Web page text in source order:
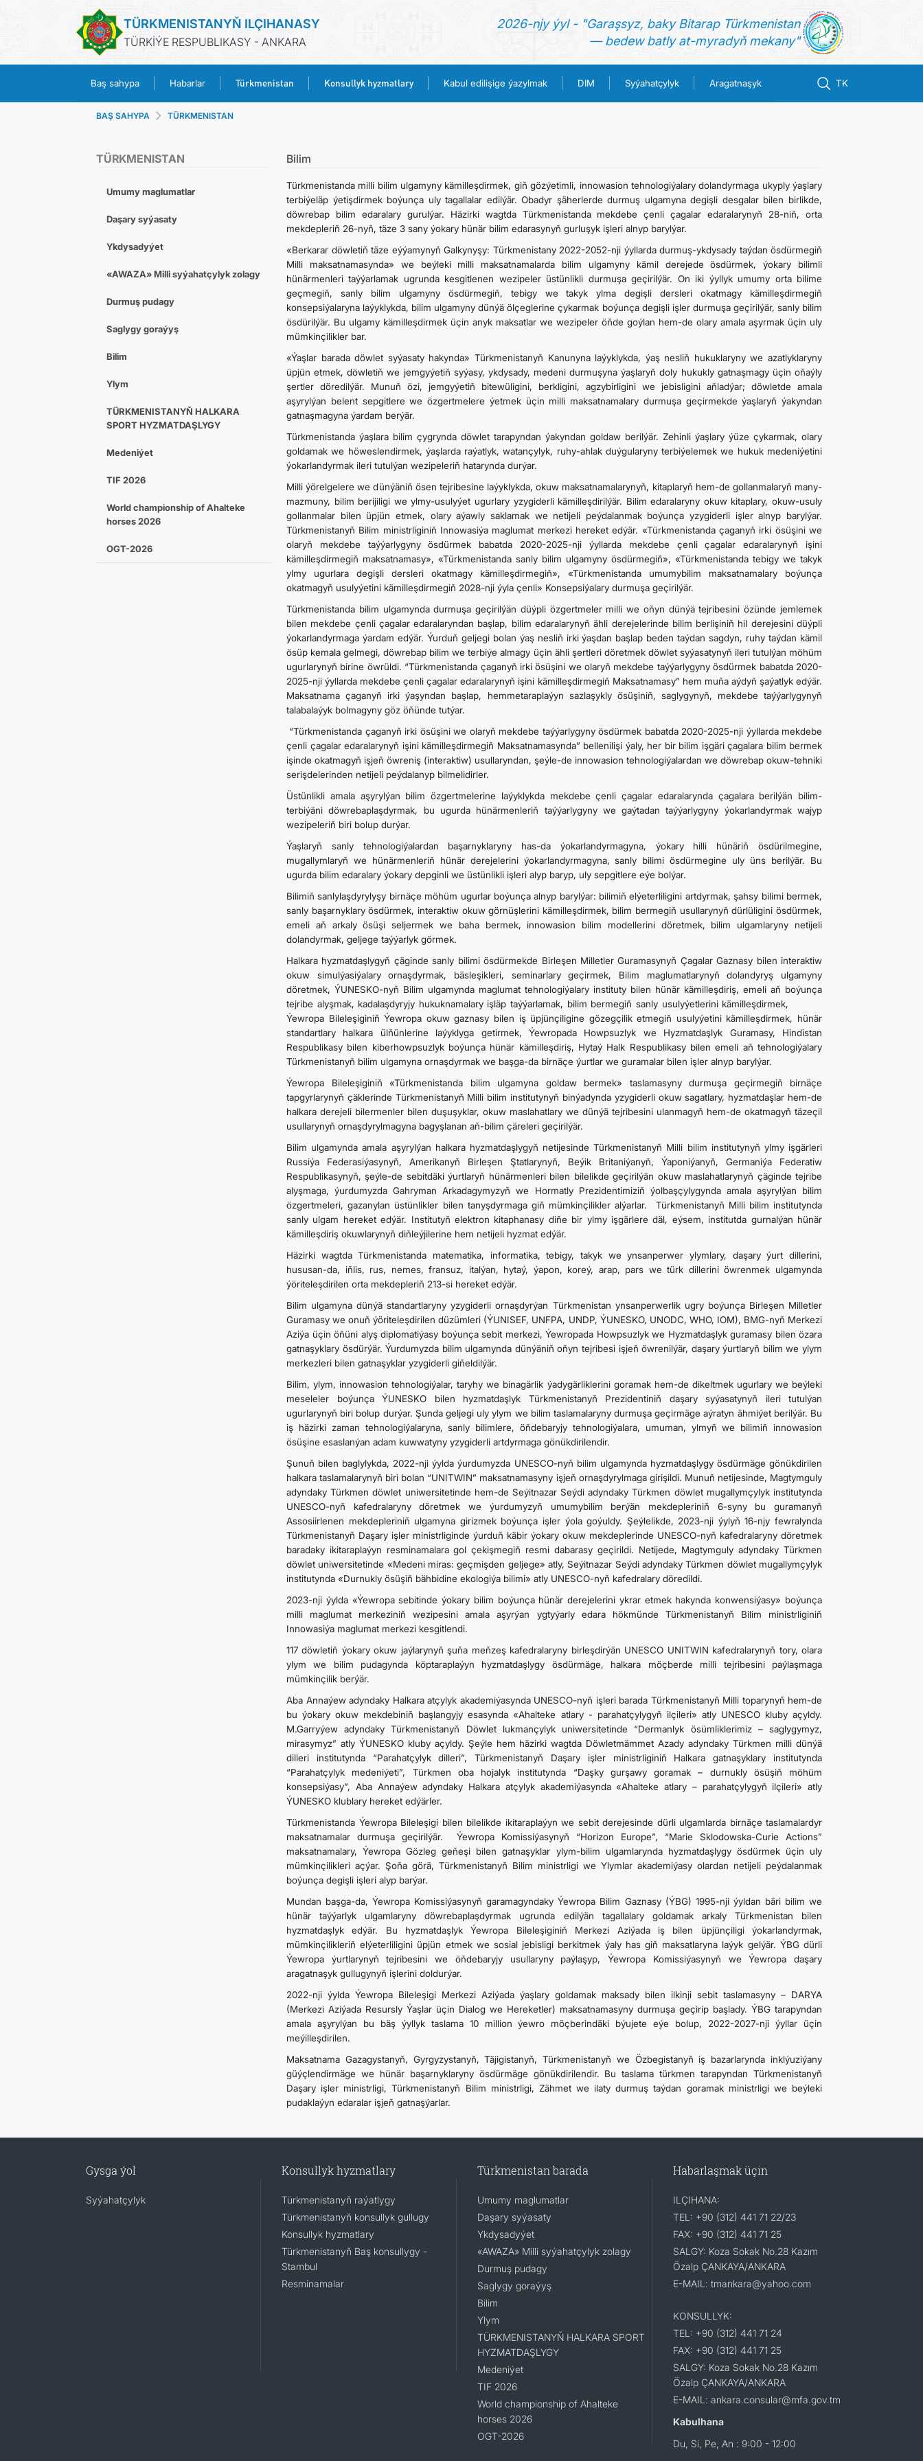
TÜRKMENISTANYŇ ILÇIHANASY
TÜRKİÝE RESPUBLIKASY - ANKARA
2026-njy ýyl - "Garaşsyz, baky Bitarap Türkmenistan
— bedew batly at-myradyň mekany"
Baş sahypa Habarlar Türkmenistan Konsullyk hyzmatlary Kabul edilişige ýazylmak DIM Syýahatçylyk Aragatnaşyk TK
TÜRKMENISTAN
KONSULLYK HYZMATLARY
KABUL EDILIŞIGE ÝAZYLMAK
DIM
ARAGATNAŞYK
BAŞ SAHYPA TÜRKMENISTAN
TÜRKMENISTAN
Umumy maglumatlar
Daşary syýasaty
Ykdysadyýet
«AWAZA» Milli syýahatçylyk zolagy
Durmuş pudagy
Saglygy goraýyş
Bilim
Ylym
TÜRKMENISTANYŇ HALKARA
SPORT HYZMATDAŞLYGY
Medeniýet
TIF 2026
World championship of Ahalteke
horses 2026
OGT-2026
Bilim
Türkmenistanda milli bilim ulgamyny kämilleşdirmek, giň gözýetimli, innowasion tehnologiýalary dolandyrmaga ukyply ýaşlary
terbiýeläp ýetişdirmek boýunça uly tagallalar edilýär. Obadyr şäherlerde durmuş ulgamyna degişli desgalar bilen birlikde,
döwrebap bilim edaralary gurulýar. Häzirki wagtda Türkmenistanda mekdebe çenli çagalar edaralarynyň 28-niň, orta
mekdepleriň 26-nyň, täze 3 sany ýokary hünär bilim edarasynyň gurluşyk işleri alnyp barylýar.
«Berkarar döwletiň täze eýýamynyň Galkynyşy: Türkmenistany 2022-2052-nji ýyllarda durmuş-ykdysady taýdan ösdürmegiň
Milli maksatnamasynda» we beýleki milli maksatnamalarda bilim ulgamyny kämil derejede ösdürmek, ýokary bilimli
hünärmenleri taýýarlamak ugrunda kesgitlenen wezipeler üstünlikli durmuşa geçirilýär. On iki ýyllyk umumy orta bilime
geçmegiň, sanly bilim ulgamyny ösdürmegiň, tebigy we takyk ylma degişli dersleri okatmagy kämilleşdirmegiň
konsepsiýalaryna laýyklykda, bilim ulgamyny dünýä ölçeglerine çykarmak boýunça degişli işler durmuşa geçirilýär, sanly bilim
ösdürilýär. Bu ulgamy kämilleşdirmek üçin anyk maksatlar we wezipeler öňde goýlan hem-de olary amala aşyrmak üçin uly
mümkinçilikler bar.
«Ýaşlar barada döwlet syýasaty hakynda» Türkmenistanyň Kanunyna laýyklykda, ýaş nesliň hukuklaryny we azatlyklaryny
üpjün etmek, döwletiň we jemgyýetiň syýasy, ykdysady, medeni durmuşyna ýaşlaryň doly hukukly gatnaşmagy üçin oňaýly
şertler döredilýär. Munuň özi, jemgyýetiň bitewüligini, berkligini, agzybirligini we jebisligini aňladýar; döwletde amala
aşyrylýan belent sepgitlere we özgertmelere ýetmek üçin milli maksatnamalary durmuşa geçirmekde ýaşlaryň ýakyndan
gatnaşmagyna ýardam berýär.
Türkmenistanda ýaşlara bilim çygrynda döwlet tarapyndan ýakyndan goldaw berilýär. Zehinli ýaşlary ýüze çykarmak, olary
goldamak we höweslendirmek, ýaşlarda raýatlyk, watançylyk, ruhy-ahlak duýgularyny terbiýelemek we hukuk medeniýetini
ýokarlandyrmak ileri tutulýan wezipeleriň hatarynda durýar.
Milli ýörelgelere we dünýäniň ösen tejribesine laýyklykda, okuw maksatnamalarynyň, kitaplaryň hem-de gollanmalaryň many-
mazmuny, bilim berijiligi we ylmy-usulyýet ugurlary yzygiderli kämilleşdirilýär. Bilim edaralaryny okuw kitaplary, okuw-usuly
gollanmalar bilen üpjün etmek, olary aýawly saklamak we netijeli peýdalanmak boýunça yzygiderli işler alnyp barylýar.
Türkmenistanyň Bilim ministrliginiň Innowasiýa maglumat merkezi hereket edýär. «Türkmenistanda çaganyň irki ösüşini we
olaryň mekdebe taýýarlygyny ösdürmek babatda 2020-2025-nji ýyllarda mekdebe çenli çagalar edaralarynyň işini
kämilleşdirmegiň maksatnamasy», «Türkmenistanda sanly bilim ulgamyny ösdürmegiň», «Türkmenistanda tebigy we takyk
ylmy ugurlara degişli dersleri okatmagy kämilleşdirmegiň», «Türkmenistanda umumybilim maksatnamalary boýunça
okatmagyň usulyýetini kämilleşdirmegiň 2028-nji ýyla çenli» Konsepsiýalary durmuşa geçirilýär.
Türkmenistanda bilim ulgamynda durmuşa geçirilýän düýpli özgertmeler milli we oňyn dünýä tejribesini özünde jemlemek
bilen mekdebe çenli çagalar edaralaryndan başlap, bilim edaralarynyň ähli derejelerinde bilim berlişiniň hil derejesini düýpli
ýokarlandyrmaga ýardam edýär. Ýurduň geljegi bolan ýaş nesliň irki ýaşdan başlap beden taýdan sagdyn, ruhy taýdan kämil
ösüp kemala gelmegi, döwrebap bilim we terbiýe almagy üçin ähli şertleri döretmek döwlet syýasatynyň ileri tutulýan möhüm
ugurlarynyň birine öwrüldi. “Türkmenistanda çaganyň irki ösüşini we olaryň mekdebe taýýarlygyny ösdürmek babatda 2020-
2025-nji ýyllarda mekdebe çenli çagalar edaralarynyň işini kämilleşdirmegiň Maksatnamasy” hem muňa aýdyň şaýatlyk edýär.
Maksatnama çaganyň irki ýaşyndan başlap, hemmetaraplaýyn sazlaşykly ösüşiniň, saglygynyň, mekdebe taýýarlygynyň
talabalaýyk bolmagyny göz öňünde tutýar.
“Türkmenistanda çaganyň irki ösüşini we olaryň mekdebe taýýarlygyny ösdürmek babatda 2020-2025-nji ýyllarda mekdebe
çenli çagalar edaralarynyň işini kämilleşdirmegiň Maksatnamasynda” bellenilişi ýaly, her bir bilim işgäri çagalara bilim bermek
işinde okatmagyň işjeň öwreniş (interaktiw) usullaryndan, şeýle-de innowasion tehnologiýalardan we döwrebap okuw-tehniki
serişdelerinden netijeli peýdalanyp bilmelidirler.
Üstünlikli amala aşyrylýan bilim özgertmelerine laýyklykda mekdebe çenli çagalar edaralarynda çagalara berilýän bilim-
terbiýäni döwrebaplaşdyrmak, bu ugurda hünärmenleriň taýýarlygyny we gaýtadan taýýarlygyny ýokarlandyrmak wajyp
wezipeleriň biri bolup durýar.
Ýaşlaryň sanly tehnologiýalardan başarnyklaryny has-da ýokarlandyrmagyna, ýokary hilli hünäriň ösdürilmegine,
mugallymlaryň we hünärmenleriň hünär derejelerini ýokarlandyrmagyna, sanly bilimi ösdürmegine uly üns berilýär. Bu
ugurda bilim edaralary ýokary depginli we üstünlikli işleri alyp baryp, uly sepgitlere eýe bolýar.
Bilimiň sanlylaşdyrylyşy birnäçe möhüm ugurlar boýunça alnyp barylýar: bilimiň elýeterliligini artdyrmak, şahsy bilimi bermek,
sanly başarnyklary ösdürmek, interaktiw okuw görnüşlerini kämilleşdirmek, bilim bermegiň usullarynyň dürlüligini ösdürmek,
emeli aň arkaly ösüşi seljermek we baha bermek, innowasion bilim modellerini döretmek, bilim ulgamlaryny netijeli
dolandyrmak, geljege taýýarlyk görmek.
Halkara hyzmatdaşlygyň çäginde sanly bilimi ösdürmekde Birleşen Milletler Guramasynyň Çagalar Gaznasy bilen interaktiw
okuw simulýasiýalary ornaşdyrmak, bäsleşikleri, seminarlary geçirmek, Bilim maglumatlarynyň dolandyryş ulgamyny
döretmek, ÝUNESKO-nyň Bilim ulgamynda maglumat tehnologiýalary instituty bilen hünär kämilleşdiriş, emeli aň boýunça
tejribe alyşmak, kadalaşdyryjy hukuknamalary işläp taýýarlamak, bilim bermegiň sanly usulyýetlerini kämilleşdirmek,
Ýewropa Bileleşiginiň Ýewropa okuw gaznasy bilen iş üpjünçiligine gözegçilik etmegiň usulyýetini kämilleşdirmek, hünär
standartlary halkara ülňünlerine laýyklyga getirmek, Ýewropada Howpsuzlyk we Hyzmatdaşlyk Guramasy, Hindistan
Respublikasy bilen kiberhowpsuzlyk boýunça hünär kämilleşdiriş, Hytaý Halk Respublikasy bilen emeli aň tehnologiýalary
Türkmenistanyň bilim ulgamyna ornaşdyrmak we başga-da birnäçe ýurtlar we guramalar bilen işler alnyp barylýar.
Ýewropa Bileleşiginiň «Türkmenistanda bilim ulgamyna goldaw bermek» taslamasyny durmuşa geçirmegiň birnäçe
tapgyrlarynyň çäklerinde Türkmenistanyň Milli bilim institutynyň binýadynda yzygiderli okuw sagatlary, hyzmatdaşlar hem-de
halkara derejeli bilermenler bilen duşuşyklar, okuw maslahatlary we dünýä tejribesini ulanmagyň hem-de okatmagyň täzeçil
usullarynyň ornaşdyrylmagyna bagyşlanan aň-bilim çäreleri geçirilýär.
Bilim ulgamynda amala aşyrylýan halkara hyzmatdaşlygyň netijesinde Türkmenistanyň Milli bilim institutynyň ylmy işgärleri
Russiýa Federasiýasynyň, Amerikanyň Birleşen Ştatlarynyň, Beýik Britaniýanyň, Ýaponiýanyň, Germaniýa Federatiw
Respublikasynyň, şeýle-de sebitdäki ýurtlaryň hünärmenleri bilen bilelikde geçirilýän okuw maslahatlarynyň çäginde tejribe
alyşmaga, ýurdumyzda Gahryman Arkadagymyzyň we Hormatly Prezidentimiziň ýolbaşçylygynda amala aşyrylýan bilim
özgertmeleri, gazanylan üstünlikler bilen tanyşdyrmaga giň mümkinçilikler alýarlar. Türkmenistanyň Milli bilim institutynda
sanly ulgam hereket edýär. Institutyň elektron kitaphanasy diňe bir ylmy işgärlere däl, eýsem, institutda gurnalýan hünär
kämilleşdiriş okuwlarynyň diňleýjilerine hem netijeli hyzmat edýär.
Häzirki wagtda Türkmenistanda matematika, informatika, tebigy, takyk we ynsanperwer ylymlary, daşary ýurt dillerini,
hususan-da, iňlis, rus, nemes, fransuz, italýan, hytaý, ýapon, koreý, arap, pars we türk dillerini öwrenmek ulgamynda
ýöriteleşdirilen orta mekdepleriň 213-si hereket edýär.
Bilim ulgamyna dünýä standartlaryny yzygiderli ornaşdyrýan Türkmenistan ynsanperwerlik ugry boýunça Birleşen Milletler
Guramasy we onuň ýöriteleşdirilen düzümleri (ÝUNISEF, UNFPA, UNDP, ÝUNESKO, UNODC, WHO, IOM), BMG-nyň Merkezi
Aziýa üçin öňüni alyş diplomatiýasy boýunça sebit merkezi, Ýewropada Howpsuzlyk we Hyzmatdaşlyk guramasy bilen özara
gatnaşyklary ösdürýär. Ýurdumyzda bilim ulgamynda dünýäniň oňyn tejribesi işjeň öwrenilýär, daşary ýurtlaryň bilim we ylym
merkezleri bilen gatnaşyklar yzygiderli giňeldilýär.
Bilim, ylym, innowasion tehnologiýalar, taryhy we binagärlik ýadygärliklerini goramak hem-de dikeltmek ugurlary we beýleki
meseleler boýunça ÝUNESKO bilen hyzmatdaşlyk Türkmenistanyň Prezidentiniň daşary syýasatynyň ileri tutulýan
ugurlarynyň biri bolup durýar. Şunda geljegi uly ylym we bilim taslamalaryny durmuşa geçirmäge aýratyn ähmiýet berilýär. Bu
iş häzirki zaman tehnologiýalaryna, sanly bilimlere, öňdebaryjy tehnologiýalara, umuman, ylmyň we bilimiň innowasion
ösüşine esaslanýan adam kuwwatyny yzygiderli artdyrmaga gönükdirilendir.
Şunuň bilen baglylykda, 2022-nji ýylda ýurdumyzda UNESCO-nyň bilim ulgamynda hyzmatdaşlygy ösdürmäge gönükdirilen
halkara taslamalarynyň biri bolan “UNITWIN” maksatnamasyny işjeň ornaşdyrylmaga girişildi. Munuň netijesinde, Magtymguly
adyndaky Türkmen döwlet uniwersitetinde hem-de Seýitnazar Seýdi adyndaky Türkmen döwlet mugallymçylyk institutynda
UNESCO-nyň kafedralaryny döretmek we ýurdumyzyň umumybilim berýän mekdepleriniň 6-syny bu guramanyň
Assosiirlenen mekdepleriniň ulgamyna girizmek boýunça işler ýola goýuldy. Şeýlelikde, 2023-nji ýylyň 16-njy fewralynda
Türkmenistanyň Daşary işler ministrliginde ýurduň käbir ýokary okuw mekdeplerinde UNESCO-nyň kafedralaryny döretmek
baradaky ikitaraplaýyn resminamalara gol çekişmegiň resmi dabarasy geçirildi. Netijede, Magtymguly adyndaky Türkmen
döwlet uniwersitetinde «Medeni miras: geçmişden geljege» atly, Seýitnazar Seýdi adyndaky Türkmen döwlet mugallymçylyk
institutynda «Durnukly ösüşiň bähbidine ekologiýa bilimi» atly UNESCO-nyň kafedralary döredildi.
2023-nji ýylda «Ýewropa sebitinde ýokary bilim boýunça hünär derejelerini ykrar etmek hakynda konwensiýasy» boýunça
milli maglumat merkeziniň wezipesini amala aşyrýan ygtyýarly edara hökmünde Türkmenistanyň Bilim ministrliginiň
Innowasiýa maglumat merkezi kesgitlendi.
117 döwletiň ýokary okuw jaýlarynyň şuňa meňzeş kafedralaryny birleşdirýän UNESCO UNITWIN kafedralarynyň tory, olara
ylym we bilim pudagynda köptaraplaýyn hyzmatdaşlygy ösdürmäge, halkara möçberde milli tejribesini paýlaşmaga
mümkinçilik berýär.
Aba Annaýew adyndaky Halkara atçylyk akademiýasynda UNESCO-nyň işleri barada Türkmenistanyň Milli toparynyň hem-de
bu ýokary okuw mekdebiniň başlangyjy esasynda «Ahalteke atlary - parahatçylygyň ilçileri» atly UNESCO kluby açyldy.
M.Garryýew adyndaky Türkmenistanyň Döwlet lukmançylyk uniwersitetinde “Dermanlyk ösümliklerimiz – saglygymyz,
mirasymyz” atly ÝUNESKO kluby açyldy. Şeýle hem häzirki wagtda Döwletmämmet Azady adyndaky Türkmen milli dünýä
dilleri institutynda “Parahatçylyk dilleri”, Türkmenistanyň Daşary işler ministrliginiň Halkara gatnaşyklary institutynda
“Parahatçylyk medeniýeti”, Türkmen oba hojalyk institutynda “Daşky gurşawy goramak – durnukly ösüşiň möhüm
konsepsiýasy”, Aba Annaýew adyndaky Halkara atçylyk akademiýasynda «Ahalteke atlary – parahatçylygyň ilçileri» atly
ÝUNESKO klublary hereket edýärler.
Türkmenistanda Ýewropa Bileleşigi bilen bilelikde ikitaraplaýyn we sebit derejesinde dürli ulgamlarda birnäçe taslamalardyr
maksatnamalar durmuşa geçirilýär. Ýewropa Komissiýasynyň “Horizon Europe”, “Marie Sklodowska-Curie Actions”
maksatnamalary, Ýewropa Gözleg geňeşi bilen gatnaşyklar ylym-bilim ulgamlarynda hyzmatdaşlygy ösdürmek üçin uly
mümkinçilikleri açýar. Şoňa görä, Türkmenistanyň Bilim ministrligi we Ylymlar akademiýasy olardan netijeli peýdalanmak
boýunça degişli işleri alyp barýar.
Mundan başga-da, Ýewropa Komissiýasynyň garamagyndaky Ýewropa Bilim Gaznasy (ÝBG) 1995-nji ýyldan bäri bilim we
hünär taýýarlyk ulgamlaryny döwrebaplaşdyrmak ugrunda edilýän tagallalary goldamak arkaly Türkmenistan bilen
hyzmatdaşlyk edýär. Bu hyzmatdaşlyk Ýewropa Bileleşiginiň Merkezi Aziýada iş bilen üpjünçiligi ýokarlandyrmak,
mümkinçilikleriň elýeterliligini üpjün etmek we sosial jebisligi berkitmek ýaly has giň maksatlaryna laýyk gelýär. ÝBG dürli
Ýewropa ýurtlarynyň tejribesini we öňdebaryjy usullaryny paýlaşyp, Ýewropa Komissiýasynyň we Ýewropa daşary
aragatnaşyk gullugynyň işlerini doldurýar.
2022-nji ýylda Ýewropa Bileleşigi Merkezi Aziýada ýaşlary goldamak maksady bilen ilkinji sebit taslamasyny – DARYA
(Merkezi Aziýada Resursly Ýaşlar üçin Dialog we Hereketler) maksatnamasyny durmuşa geçirip başlady. ÝBG tarapyndan
amala aşyrylýan bu bäş ýyllyk taslama 10 million ýewro möçberindäki býujete eýe bolup, 2022-2027-nji ýyllar üçin
meýilleşdirilen.
Maksatnama Gazagystanyň, Gyrgyzystanyň, Täjigistanyň, Türkmenistanyň we Özbegistanyň iş bazarlarynda inklýuziýany
güýçlendirmäge we hünär başarnyklaryny ösdürmäge gönükdirilendir. Bu taslama türkmen tarapyndan Türkmenistanyň
Daşary işler ministrligi, Türkmenistanyň Bilim ministrligi, Zähmet we ilaty durmuş taýdan goramak ministrligi we beýleki
pudaklaýyn edaralar işjeň gatnaşýarlar.
Gysga ýol
Syýahatçylyk
Konsullyk hyzmatlary
Türkmenistanyň raýatlygy
Türkmenistanyň konsullyk gullugy
Konsullyk hyzmatlary
Türkmenistanyň Baş konsullygy -
Stambul
Resminamalar
Türkmenistan barada
Umumy maglumatlar
Daşary syýasaty
Ykdysadyýet
«AWAZA» Milli syýahatçylyk zolagy
Durmuş pudagy
Saglygy goraýyş
Bilim
Ylym
TÜRKMENISTANYŇ HALKARA SPORT
HYZMATDAŞLYGY
Medeniýet
TIF 2026
World championship of Ahalteke
horses 2026
OGT-2026
Habarlaşmak üçin
ILÇIHANA:
TEL: +90 (312) 441 71 22/23
FAX: +90 (312) 441 71 25
SALGY: Koza Sokak No.28 Kazım
Özalp ÇANKAYA/ANKARA
E-MAIL: tmankara@yahoo.com
KONSULLYK:
TEL: +90 (312) 441 71 24
FAX: +90 (312) 441 71 25
SALGY: Koza Sokak No.28 Kazım
Özalp ÇANKAYA/ANKARA
E-MAIL: ankara.consular@mfa.gov.tm
Kabulhana
Du, Si, Pe, An : 9:00 - 12:00